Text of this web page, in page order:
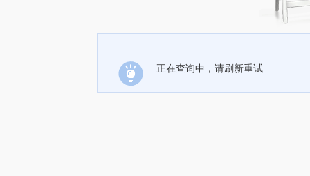
正在查询中，请刷新重试